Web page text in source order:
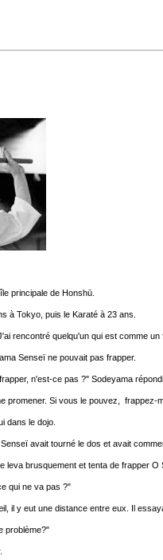
principale de Honshū.
à Tokyo, puis le Karaté à 23 ans.
rencontré quelqu'un qui est comme
Senseï ne pouvait pas frapper.
n'est-ce pas ?" Sodeyama
promener. Si vous le pouvez, frappez-
dans le dojo.
avait tourné le dos et avait
leva brusquement et tenta de frapper O
qui ne va pas ?"
il y eut une distance entre eux. Il
problème?"